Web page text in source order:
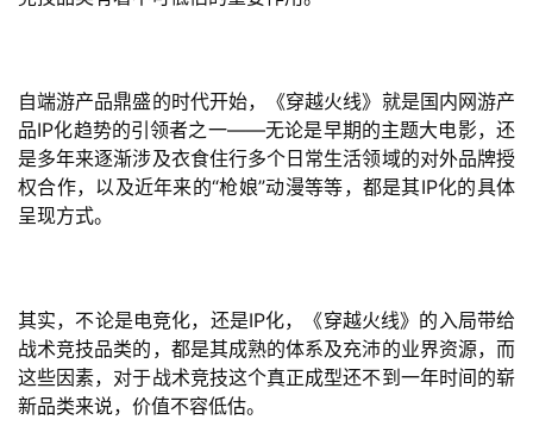
戏
休
闲
2
0
2
5
自端游产品鼎盛的时代开始，《穿越火线》就是国内网游产
品IP化趋势的引领者之一——无论是早期的主题大电影，还
是多年来逐渐涉及衣食住行多个日常生活领域的对外品牌授
权合作，以及近年来的“枪娘”动漫等等，都是其IP化的具体
呈现方式。
其实，不论是电竞化，还是IP化，《穿越火线》的入局带给
战术竞技品类的，都是其成熟的体系及充沛的业界资源，而
这些因素，对于战术竞技这个真正成型还不到一年时间的崭
新品类来说，价值不容低估。